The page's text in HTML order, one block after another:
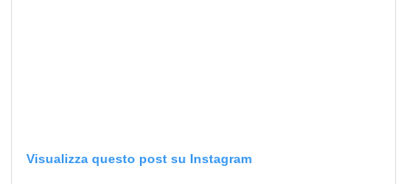
Visualizza questo post su Instagram